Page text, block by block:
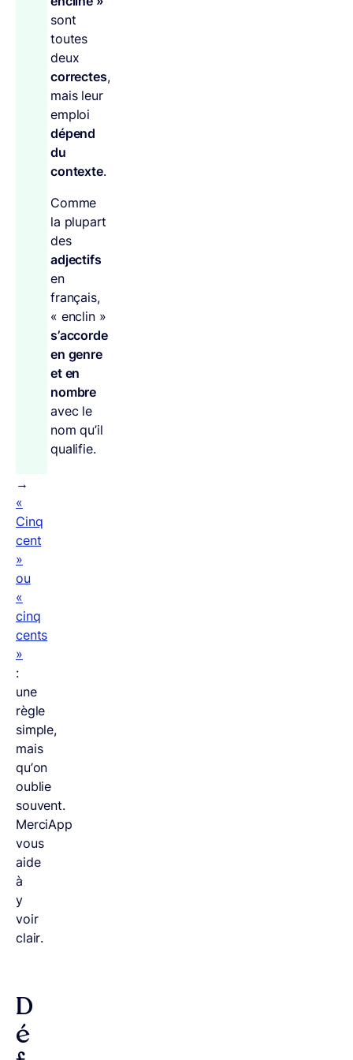
sont
toutes
deux
correctes,
mais leur
emploi
dépend
du
contexte.
Comme
la plupart
des
adjectifs
en
français,
« enclin »
s’accorde
en genre
et en
nombre
avec le
nom qu’il
qualifie.
→
«
Cinq
cent
»
ou
«
cinq
cents
»
:
une
règle
simple,
mais
qu’on
oublie
souvent.
MerciApp
vous
aide
à
y
voir
clair.
D
é